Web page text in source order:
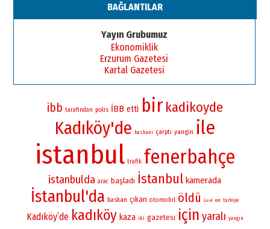
BAĞLANTILAR
Yayın Grubumuz
Ekonomiklik
Erzurum Gazetesi
Kartal Gazetesi
ibb tarafından polis İBB etti bir kadikoyde
Kadıköy'de baskani çarptı yangin ile
istanbul trafik fenerbahçe
istanbulda arac başladı İstanbul kamerada
İstanbul'da baskan çıkan otomobil öldü özel en turkiye
Kadıköy’de kadıköy kaza iki gazetesi için yaralı yangın